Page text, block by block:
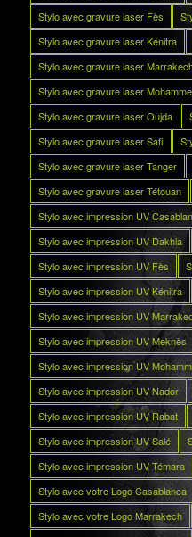
Stylo avec gravure laser Fès
Stylo avec gravure laser Kénitra
Stylo avec gravure laser
Stylo avec gravure laser
Stylo avec gravure laser Oujda
Stylo avec gravure laser Safi
Stylo avec gravure laser Tanger
Stylo avec gravure laser Tétouan
Stylo avec impression UV
Stylo avec impression UV Dakhla
Stylo avec impression UV Fès
Stylo avec impression UV Kénitra
Stylo avec impression UV
Stylo avec impression UV Meknès
Stylo avec impression UV
Stylo avec impression UV Nador
Stylo avec impression UV Rabat
Stylo avec impression UV Salé
Stylo avec impression UV Témara
Stylo avec votre Logo Casablanca
Stylo avec votre Logo Marrakech